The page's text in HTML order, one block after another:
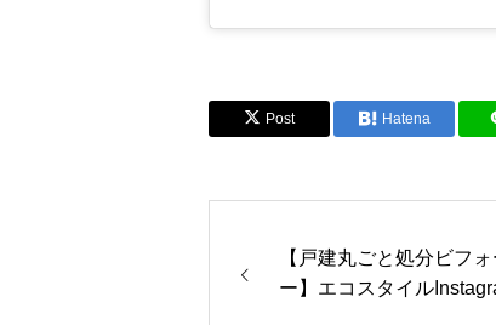
Post Hatena
【戸建丸ごと処分ビフ
ー】エコスタイル